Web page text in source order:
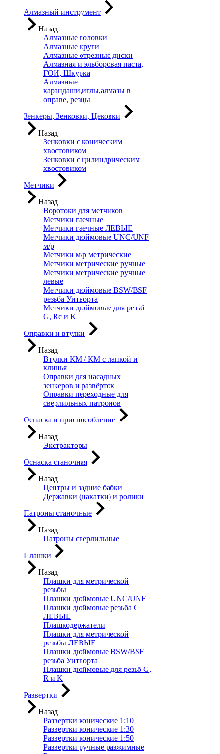
Алмазный инструмент
Назад
Алмазные головки
Алмазные круги
Алмазные отрезные диски
Алмазная и эльборовая паста,
ГОИ, Шкурка
Алмазные
карандаши,иглы,алмазы в
оправе, резцы
Зенкеры, Зенковки, Цековки
Назад
Зенковки с коническим
хвостовиком
Зенковки с цилиндрическим
хвостовиком
Метчики
Назад
Воротоки для метчиков
Метчики гаечные
Метчики гаечные ЛЕВЫЕ
Метчики дюймовые UNC/UNF
м/р
Метчики м/р метрические
Метчики метрические ручные
Метчики метрические ручные
левые
Метчики дюймовые BSW/BSF
резьба Уитворта
Метчики дюймовые для резьб
G, Rc и K
Оправки и втулки
Назад
Втулки КМ / КМ с лапкой и
клинья
Оправки для насадных
зенкеров и развёрток
Оправки переходные для
сверлильных патронов
Оснаска и приспособление
Назад
Экстракторы
Оснаска станочная
Назад
Центры и задние бабки
Державки (накатки) и ролики
Патроны станочные
Назад
Патроны сверлильные
Плашки
Назад
Плашки для метрической
резьбы
Плашки дюймовые UNC/UNF
Плашки дюймовые резьба G
ЛЕВЫЕ
Плашкодержатели
Плашки для метрической
резьбы ЛЕВЫЕ
Плашки дюймовые BSW/BSF
резьба Уитворта
Плашки дюймовые для резьб G,
R и K
Развертки
Назад
Развертки конические 1:10
Развертки конические 1:30
Развертки конические 1:50
Развертки ручные разжимные